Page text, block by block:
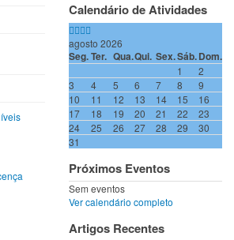
Calendário de Atividades
agosto 2026
Seg.Ter. Qua.Qui. Sex.Sáb.Dom.
1
2
3
4 5 6 7 8
9
10
11 12 13 14 15
16
17
18 19 20 21 22
23
24
25 26 27 28 29
30
31
Próximos Eventos
Sem eventos
Ver calendário completo
Artigos Recentes